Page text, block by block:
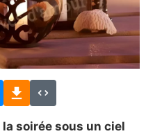
soirée sous un ciel